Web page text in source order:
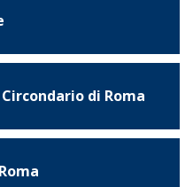
di Roma